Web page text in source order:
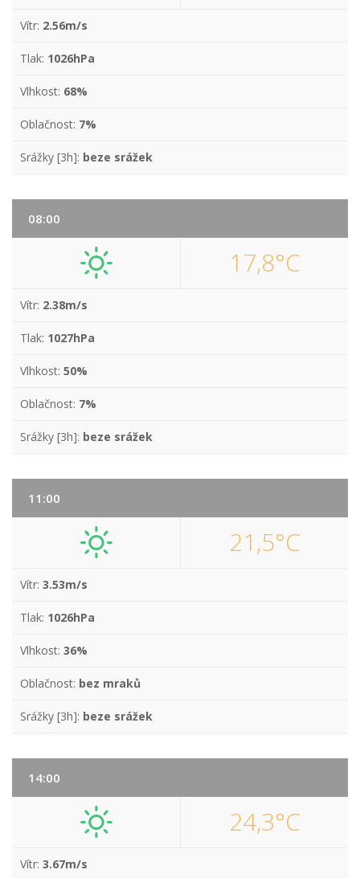
Vítr: 2.56m/s
Tlak: 1026hPa
Vlhkost: 68%
Oblačnost: 7%
Srážky [3h]: beze srážek
08:00
17,8°C
Vítr: 2.38m/s
Tlak: 1027hPa
Vlhkost: 50%
Oblačnost: 7%
Srážky [3h]: beze srážek
11:00
21,5°C
Vítr: 3.53m/s
Tlak: 1026hPa
Vlhkost: 36%
Oblačnost: bez mraků
Srážky [3h]: beze srážek
14:00
24,3°C
Vítr: 3.67m/s